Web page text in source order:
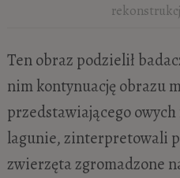
Ten obraz podzielił
nim kontynuację obrazu
przedstawiającego
lagunie, zinterpretowali
zwierzęta zgromadzone